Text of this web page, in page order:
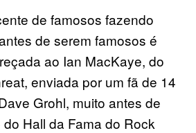
de famosos fazendo
de serem famosos é
ao Ian MacKaye, do
enviada por um fã de 14
Grohl, muito antes de
Hall da Fama do Rock